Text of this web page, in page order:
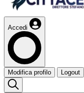
Accedi
Modifica profilo Logout